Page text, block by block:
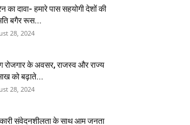
का दावा- हमारे पास सहयोगी देशों की
बगैर रूस...
28, 2024
रोजगार के अवसर, राजस्व और राज्य
को बढ़ाते...
28, 2024
संवेदनशीलता के साथ आम जनता